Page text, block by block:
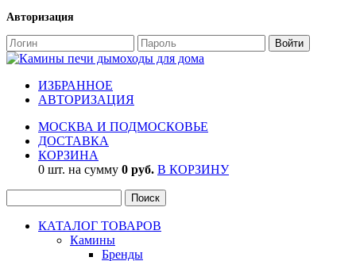
Авторизация
ИЗБРАННОЕ
АВТОРИЗАЦИЯ
МОСКВА И ПОДМОСКОВЬЕ
ДОСТАВКА
КОРЗИНА
0 шт. на сумму 0 руб. В КОРЗИНУ
КАТАЛОГ ТОВАРОВ
Камины
Бренды